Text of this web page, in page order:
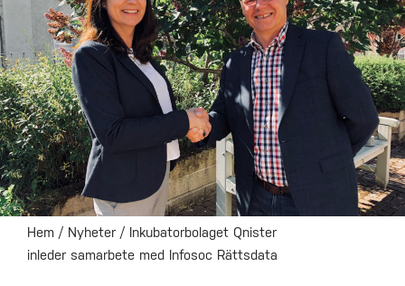
Hem / Nyheter/ Inkubatorbolaget Qnister
inleder samarbete med Infosoc Rättsdata